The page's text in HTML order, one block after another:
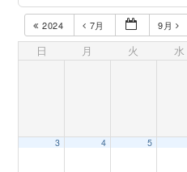
2024 7月 9月
日 月 火 水
3 4 5